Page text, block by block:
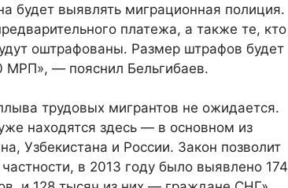
будет выявлять миграционная полиция.
платежа, а также те, кто
оштрафованы. Размер штрафов будет
МРП», — пояснил Бельгибаев.
трудовых мигрантов не ожидается.
находятся здесь — в основном из
Узбекистана и России. Закон позволит
в 2013 году было выявлено 174